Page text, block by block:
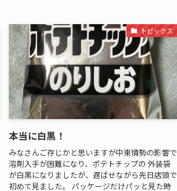
トピックス
本当に白黒！
みなさんご存じかと思いますが中東情勢の影響で
溶剤入手が困難になり、ポテトチップの 外装袋
が白黒になりましたが、遅ばせながら先日店頭で
初めて見ました。 パッケージだけパッと見た時